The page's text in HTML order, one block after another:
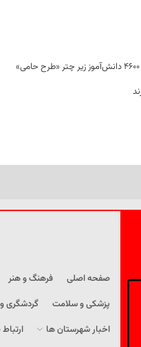
صفحه اصلی فرهنگ و هنر
پزشکی و سلامت
گردشگری
اخبار شهرستان ها
ارتباط